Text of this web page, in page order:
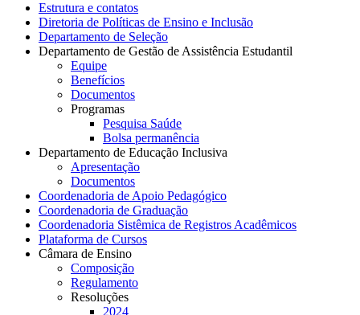
Estrutura e contatos
Diretoria de Políticas de Ensino e Inclusão
Departamento de Seleção
Departamento de Gestão de Assistência Estudantil
Equipe
Benefícios
Documentos
Programas
Pesquisa Saúde
Bolsa permanência
Departamento de Educação Inclusiva
Apresentação
Documentos
Coordenadoria de Apoio Pedagógico
Coordenadoria de Graduação
Coordenadoria Sistêmica de Registros Acadêmicos
Plataforma de Cursos
Câmara de Ensino
Composição
Regulamento
Resoluções
2024